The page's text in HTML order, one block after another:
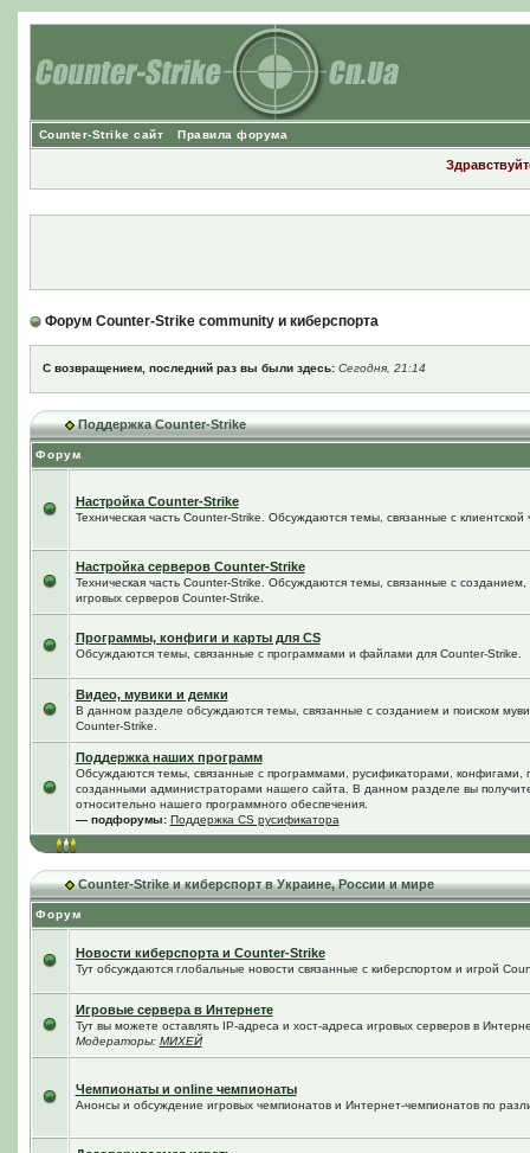
Counter-Strike сайт Правила форума
Форум Counter-Strike community и киберспорта
С возвращением, последний раз вы были здесь: Сегодня, 21:14
Поддержка Counter-Strike
Форум
Настройка Counter-Strike
Техническая часть Counter-Strike. Обсуждаются темы, связанные с клиентской
Настройка серверов Counter-Strike
Техническая часть Counter-Strike. Обсуждаются темы, связанные с
игровых серверов Counter-Strike.
Программы, конфиги и карты для CS
Обсуждаются темы, связанные с программами и файлами для Counter-Strike.
Видео, мувики и демки
В данном разделе обсуждаются темы, связанные с созданием и поиском
Counter-Strike.
Поддержка наших программ
Обсуждаются темы, связанные с программами, русификаторами, конфигами,
созданными администраторами нашего сайта. В данном разделе вы
относительно нашего программного обеспечения.
— подфорумы: Поддержка CS русификатора
Counter-Strike и киберспорт в Украине, России и мире
Форум
Новости киберспорта и Counter-Strike
Тут обсуждаются глобальные новости связанные с киберспортом и игрой
Игровые сервера в Интернете
Тут вы можете оставлять IP-адреса и хост-адреса игровых серверов в
Модераторы: МИХЕЙ
Чемпионаты и online чемпионаты
Анонсы и обсуждение игровых чемпионатов и Интернет-чемпионатов по